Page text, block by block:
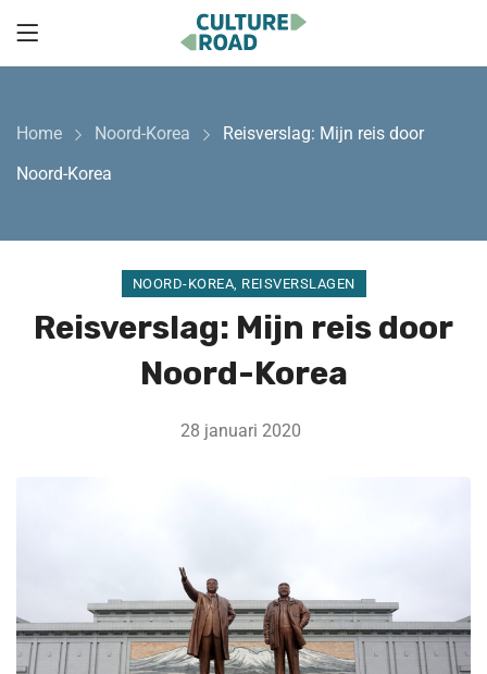
Home Noord-Korea
Reisverslag: Mijn reis door
Noord-Korea
NOORD-KOREA, REISVERSLAGEN
Reisverslag: Mijn reis door
Noord-Korea
28 januari 2020